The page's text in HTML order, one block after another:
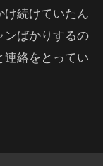
け続けていたん
ンばかりするの
連絡をとってい